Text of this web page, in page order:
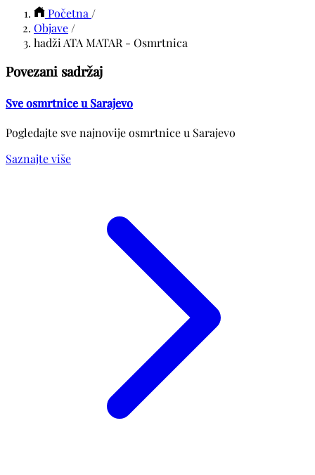
Početna /
Objave /
hadži ATA MATAR - Osmrtnica
Povezani sadržaj
Sve osmrtnice u Sarajevo
Pogledajte sve najnovije osmrtnice u Sarajevo
Saznajte više